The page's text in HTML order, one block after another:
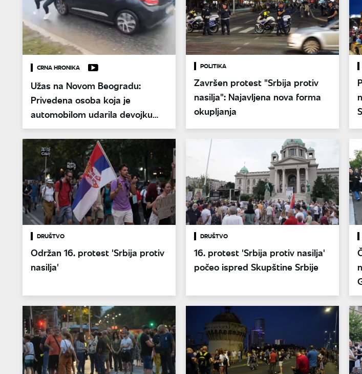
CRNA HRONIKA
Užas na Novom Beogradu:
Privedena osoba koja je
automobilom udarila devojku
tokom protesne šetnje
POLITIKA
Završen protest "Srbija protiv
nasilja": Najavljena nova forma
okupljanja
DRUŠTVO
Održan 16. protest 'Srbija protiv
nasilja'
DRUŠTVO
16. protest 'Srbija protiv nasilja'
počeo ispred Skupštine Srbije